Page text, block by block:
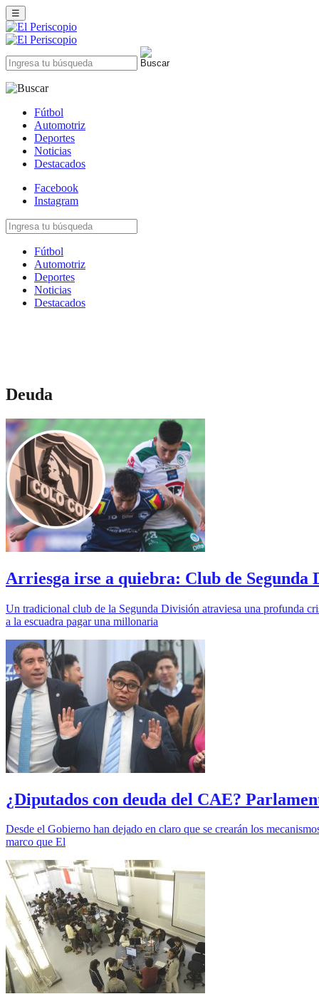
☰
Fútbol
Automotriz
Deportes
Noticias
Destacados
Facebook
Instagram
Fútbol
Automotriz
Deportes
Noticias
Destacados
Deuda
Arriesga irse a quiebra: Club de
Un tradicional club de la Segunda División atraviesa una profunda
a la escuadra pagar una millonaria
¿Diputados con deuda del CAE?
Desde el Gobierno han dejado en claro que se crearán los
marco que El